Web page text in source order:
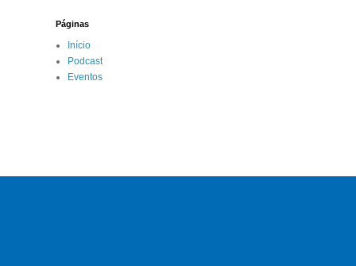
Páginas
Início
Podcast
Eventos